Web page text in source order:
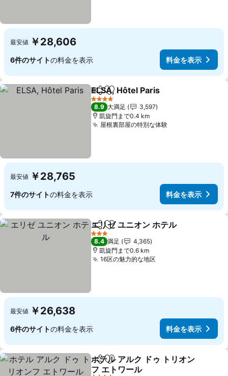
最安値 ￥28,606
6件のサイトの料金を表示 料金を表示
シェアお気に入りに追加
ELSA, Hôtel Paris
4 ホテルのランク
8.9 大満足
3,597
凱旋門まで0.4 km
屋根裏部屋の特別な体験
最安値 ￥28,765
7件のサイトの料金を表示 料金を表示
シェアお気に入りに追加
エリゼ ユニオン ホテル
3 ホテルのランク
8.4 満足
4,365
凱旋門まで0.6 km
16区の魅力的な地区
最安値 ￥26,638
6件のサイトの料金を表示 料金を表示
シェアお気に入りに追加
ホテル アルク ドゥ トリオン
フ エトワール